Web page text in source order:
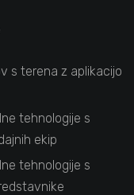
s terena z aplikacijo
tehnologije s
ekip
tehnologije s